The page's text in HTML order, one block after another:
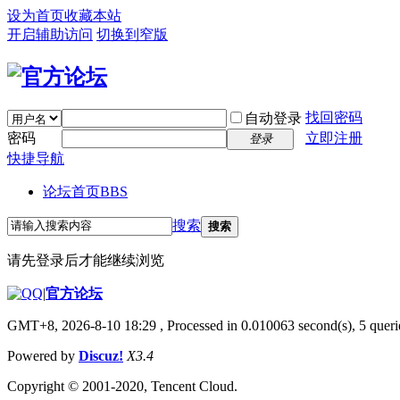
设为首页收藏本站
开启辅助访问 切换到窄版
自动登录 找回密码
密码
登录
立即注册
快捷导航
论坛首页BBS
搜索 搜索
请先登录后才能继续浏览
|官方论坛
GMT+8, 2026-8-10 18:29 , Processed in 0.010063 second(s), 5
Powered by Discuz! X3.4
Copyright © 2001-2020, Tencent Cloud.